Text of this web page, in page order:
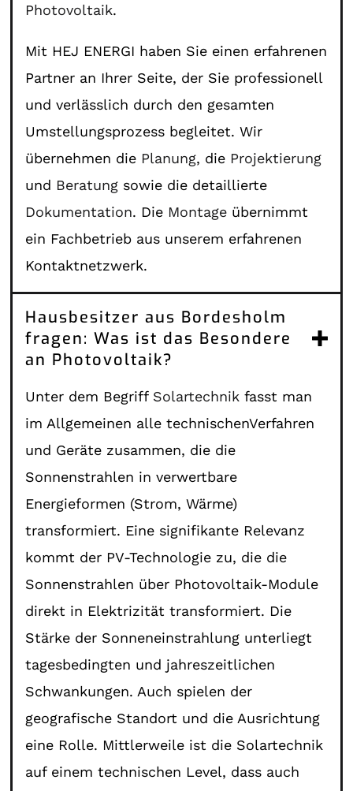
Photovoltaik.
Mit HEJ ENERGI haben Sie einen erfahrenen
Partner an Ihrer Seite, der Sie professionell
und verlässlich durch den gesamten
Umstellungsprozess begleitet. Wir
übernehmen die Planung, die Projektierung
und Beratung sowie die detaillierte
Dokumentation. Die Montage übernimmt
ein Fachbetrieb aus unserem erfahrenen
Kontaktnetzwerk.
Hausbesitzer aus Bordesholm
fragen: Was ist das Besondere
an Photovoltaik?
Unter dem Begriff Solartechnik fasst man
im Allgemeinen alle technischenVerfahren
und Geräte zusammen, die die
Sonnenstrahlen in verwertbare
Energieformen (Strom, Wärme)
transformiert. Eine signifikante Relevanz
kommt der PV-Technologie zu, die die
Sonnenstrahlen über Photovoltaik-Module
direkt in Elektrizität transformiert. Die
Stärke der Sonneneinstrahlung unterliegt
tagesbedingten und jahreszeitlichen
Schwankungen. Auch spielen der
geografische Standort und die Ausrichtung
eine Rolle. Mittlerweile ist die Solartechnik
auf einem technischen Level, dass auch